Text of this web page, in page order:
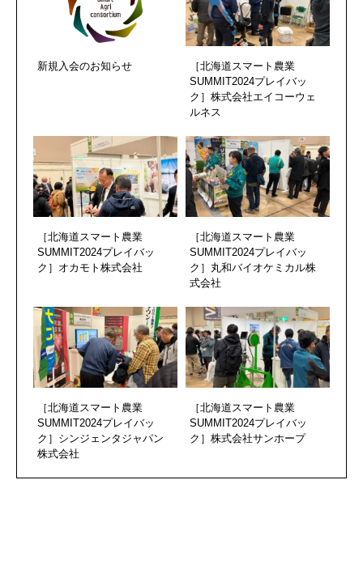
新規入会のお知らせ
［北海道スマート農業
SUMMIT2024プレイバッ
ク］株式会社エイコーウェ
ルネス
［北海道スマート農業
SUMMIT2024プレイバッ
ク］オカモト株式会社
［北海道スマート農業
SUMMIT2024プレイバッ
ク］丸和バイオケミカル株
式会社
［北海道スマート農業
SUMMIT2024プレイバッ
ク］シンジェンタジャパン
株式会社
［北海道スマート農業
SUMMIT2024プレイバッ
ク］株式会社サンホープ